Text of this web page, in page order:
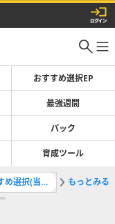
おすすめ選択EP
最強週間
パック
育成ツール
無料エピックレジェンズアセンブルのおすすめ選択(当たり)選手ランキングと引き方 2最強選
もっとみる